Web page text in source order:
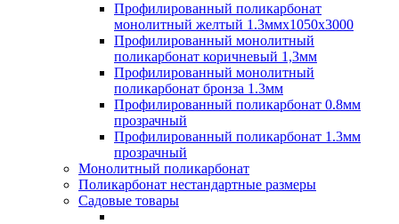
Профилированный поликарбонат
монолитный желтый 1.3ммх1050х3000
Профилированный монолитный
поликарбонат коричневый 1,3мм
Профилированный монолитный
поликарбонат бронза 1.3мм
Профилированный поликарбонат 0.8мм
прозрачный
Профилированный поликарбонат 1.3мм
прозрачный
Монолитный поликарбонат
Поликарбонат нестандартные размеры
Садовые товары